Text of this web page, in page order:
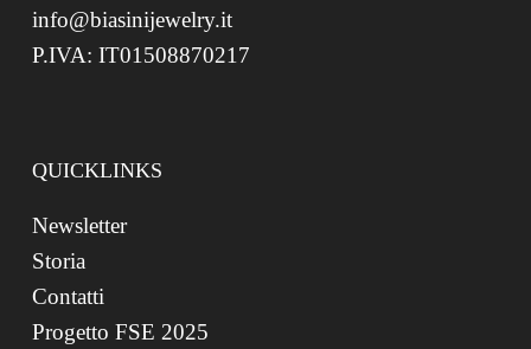
info@biasinijewelry.it
P.IVA: IT01508870217
QUICKLINKS
Newsletter
Storia
Contatti
Progetto FSE 2025